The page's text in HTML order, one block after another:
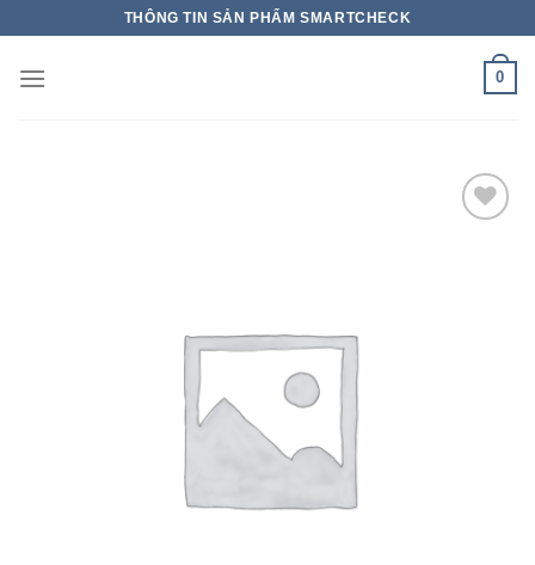
THÔNG TIN SẢN PHẨM SMARTCHECK
0